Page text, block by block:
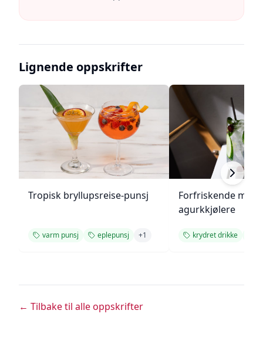
Lignende oppskrifter
Tropisk bryllupsreise-punsj
varm punsj eplepunsj +1
Forfriskende
agurkkjølere
krydret drikke
← Tilbake til alle oppskrifter